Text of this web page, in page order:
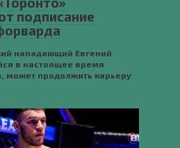
подписание
нападающий Евгений
в настоящее время
может продолжить карьеру